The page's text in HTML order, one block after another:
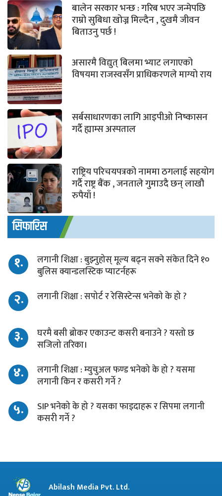
बालेन सरकार भन्छ : गरिब भएर जन्मेपछि
राम्रो सुबिधा खोज्न मिल्दैन , दुखमै जीवन
बिताउनु पर्छ !
असारमै विद्युत् बिलमा भ्याट लगाएको
विषयमा राजस्वसँग प्राधिकरणले माग्यो राय
सर्बसाधारणका लागि आइपीओ निष्कासन
गर्दै ह्याम्स अस्पताल
राष्ट्रिय परिचयपत्रको नाममा ठगलाई सहयोग
गर्दै राष्ट्र बैंक , जनताले गुमाउदै छन् लाखौ
रुपैयाँ !
सिफारिस
१.
लगानी शिक्षा : बुझ्नुहोस् मूल्य बढ्न सक्ने संकेत दिने १०
बुलिस क्यान्डलस्टिक प्याटर्नहरू
२. लगानी शिक्षा : सपोर्ट र रेसिस्टेन्स भनेको के हो ?
३.
घरमै बसी ब्रोकर एकाउन्ट कसरी बनाउने ? यस्तो छ
सजिलो तरिका।
४.
लगानी शिक्षा : म्युचुअल फण्ड भनेको के हो ? यसमा
लगानी किन र कसरी गर्ने ?
५.
SIP भनेको के हो ? यसका फाइदाहरू र सिपमा लगानी
कसरी गर्ने ?
Abilash Media Pvt. Ltd.